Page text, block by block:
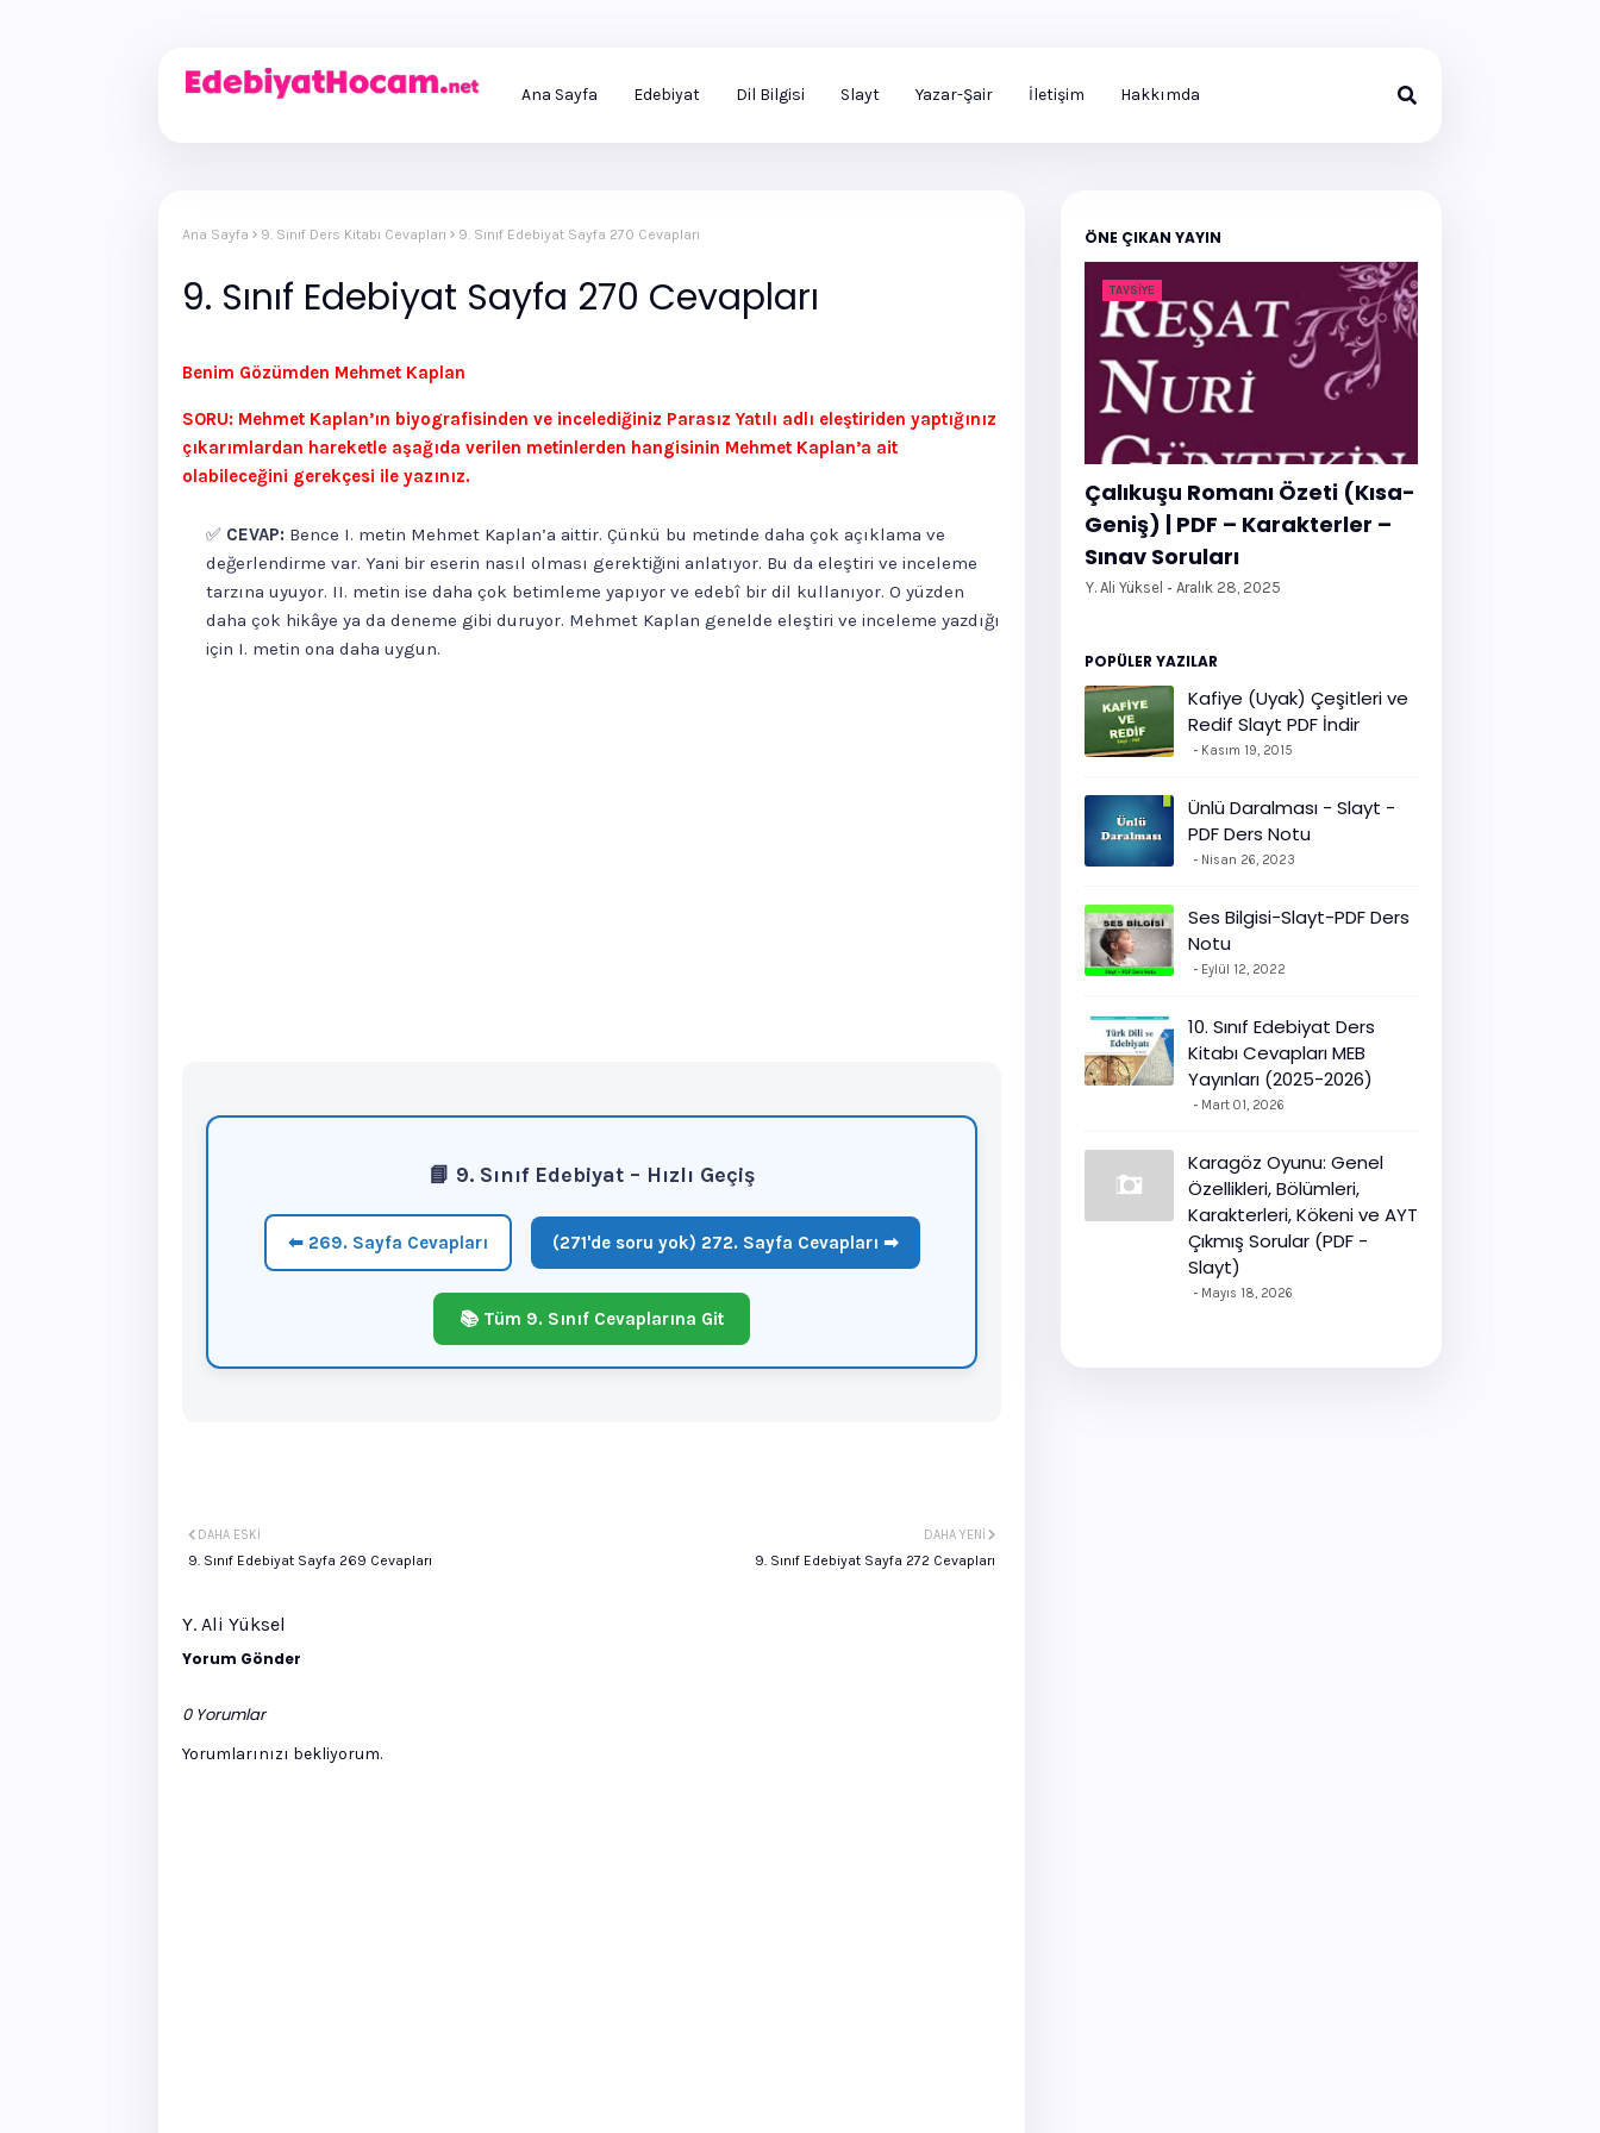
Ana Sayfa Edebiyat Dil Bilgisi Slayt Yazar-Şair İletişim Hakkımda
Ana Sayfa 9. Sınıf Ders Kitabı Cevapları 9. Sınıf Edebiyat Sayfa 270 Cevapları
9. Sınıf Edebiyat Sayfa 270 Cevapları
Benim Gözümden Mehmet Kaplan
SORU: Mehmet Kaplan’ın biyografisinden ve incelediğiniz Parasız Yatılı adlı eleştiriden yaptığınız
çıkarımlardan hareketle aşağıda verilen metinlerden hangisinin Mehmet Kaplan’a ait
olabileceğini gerekçesi ile yazınız.
✅ CEVAP: Bence I. metin Mehmet Kaplan’a aittir. Çünkü bu metinde daha çok açıklama ve
değerlendirme var. Yani bir eserin nasıl olması gerektiğini anlatıyor. Bu da eleştiri ve inceleme
tarzına uyuyor. II. metin ise daha çok betimleme yapıyor ve edebî bir dil kullanıyor. O yüzden
daha çok hikâye ya da deneme gibi duruyor. Mehmet Kaplan genelde eleştiri ve inceleme yazdığı
için I. metin ona daha uygun.
📘 9. Sınıf Edebiyat – Hızlı Geçiş
⬅ 269. Sayfa Cevapları (271'de soru yok) 272. Sayfa Cevapları ➡
📚 Tüm 9. Sınıf Cevaplarına Git
DAHA YENI
9. Sınıf Edebiyat Sayfa 272 Cevapları
DAHA ESKI
9. Sınıf Edebiyat Sayfa 269 Cevapları
Y. Ali Yüksel
Yorum Gönder
0 Yorumlar
Yorumlarınızı bekliyorum.
ÖNE ÇIKAN YAYIN
TAVSIYE
Çalıkuşu Romanı Özeti (Kısa-
Geniş) | PDF – Karakterler –
Sınav Soruları
Y. Ali Yüksel Aralık 28, 2025
POPÜLER YAZILAR
Kafiye (Uyak) Çeşitleri ve
Redif Slayt PDF İndir
Kasım 19, 2015
Ünlü Daralması - Slayt -
PDF Ders Notu
Nisan 26, 2023
Ses Bilgisi-Slayt-PDF Ders
Notu
Eylül 12, 2022
10. Sınıf Edebiyat Ders
Kitabı Cevapları MEB
Yayınları (2025-2026)
Mart 01, 2026
Karagöz Oyunu: Genel
Özellikleri, Bölümleri,
Karakterleri, Kökeni ve AYT
Çıkmış Sorular (PDF -
Slayt)
Mayıs 18, 2026